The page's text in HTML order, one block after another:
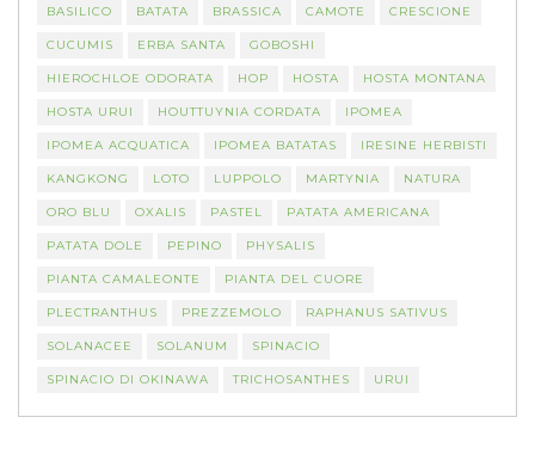
BASILICO BATATA BRASSICA CAMOTE CRESCIONE
CUCUMIS ERBA SANTA GOBOSHI
HIEROCHLOE ODORATA HOP HOSTA HOSTA MONTANA
HOSTA URUI HOUTTUYNIA CORDATA IPOMEA
IPOMEA ACQUATICA IPOMEA BATATAS IRESINE HERBISTI
KANGKONG LOTO LUPPOLO MARTYNIA NATURA
ORO BLU OXALIS PASTEL PATATA AMERICANA
PATATA DOLE PEPINO PHYSALIS
PIANTA CAMALEONTE PIANTA DEL CUORE
PLECTRANTHUS PREZZEMOLO RAPHANUS SATIVUS
SOLANACEE SOLANUM SPINACIO
SPINACIO DI OKINAWA TRICHOSANTHES URUI